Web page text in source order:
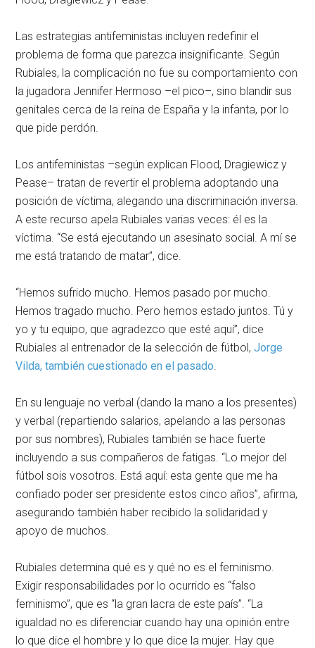
Las estrategias antifeministas incluyen redefinir el
problema de forma que parezca insignificante. Según
Rubiales, la complicación no fue su comportamiento con
la jugadora Jennifer Hermoso –el pico–, sino blandir sus
genitales cerca de la reina de España y la infanta, por lo
que pide perdón.
Los antifeministas –según explican Flood, Dragiewicz y
Pease– tratan de revertir el problema adoptando una
posición de víctima, alegando una discriminación inversa.
A este recurso apela Rubiales varias veces: él es la
víctima. “Se está ejecutando un asesinato social. A mí se
me está tratando de matar”, dice.
“Hemos sufrido mucho. Hemos pasado por mucho.
Hemos tragado mucho. Pero hemos estado juntos. Tú y
yo y tu equipo, que agradezco que esté aquí”, dice
Rubiales al entrenador de la selección de fútbol,Jorge
Vilda, también cuestionado en el pasado
En su lenguaje no verbal (dando la mano a los presentes)
y verbal (repartiendo salarios, apelando a las personas
por sus nombres), Rubiales también se hace fuerte
incluyendo a sus compañeros de fatigas. “Lo mejor del
fútbol sois vosotros. Está aquí: esta gente que me ha
confiado poder ser presidente estos cinco años”, afirma,
asegurando también haber recibido la solidaridad y
apoyo de muchos.
Rubiales determina qué es y qué no es el feminismo.
Exigir responsabilidades por lo ocurrido es “falso
feminismo”, que es “la gran lacra de este país”. “La
igualdad no es diferenciar cuando hay una opinión entre
lo que dice el hombre y lo que dice la mujer. Hay que